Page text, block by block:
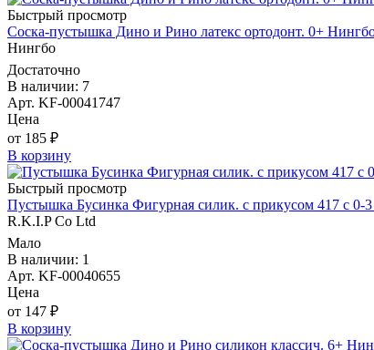
Быстрый просмотр
Соска-пустышка Дино и Рино латекс ортодонт. 0+
Нингбо
Достаточно
В наличии: 7
Арт. KF-00041747
Цена
от 185 ₽
В корзину
Быстрый просмотр
Пустышка Бусинка Фигурная силик. с прикусом 417 с
R.K.I.P Co Ltd
Мало
В наличии: 1
Арт. KF-00040655
Цена
от 147 ₽
В корзину